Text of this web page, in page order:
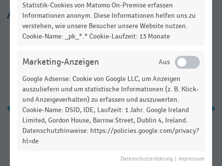
Ausgewählte Statistiken
Lagerendbestand im deutschen
Sortimentsbuchhandel nach
Statistik-Cookies von Matomo On-Premise erfassen
Informationen anonym. Diese Informationen helfen uns zu
verstehen, wie unsere Besucher unsere Website nutzen.
Cookie-Name: _pk_*.* Cookie-Laufzeit: 13 Monate
Marketing-Anzeigen
Google Adsense: Cookie von Google LLC, um Anzeigen
auszuliefern und um statistische Informationen (z. B. Klick-
und Anzeigeverhalten) zu erfassen und auszuwerten.
Cookie-Name: DSID, IDE, Laufzeit: 1 Jahr. Google Ireland
Limited, Gordon House, Barrow Street, Dublin 4, Ireland.
Datenschutzhinweise: https://policies.google.com/privacy?
hl=de
Datenschutzerklärung Impressum